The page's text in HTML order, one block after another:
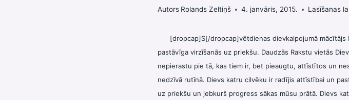
Autors Rolands Zeltiņš 4. janvāris, 2015. Lasīšanas
[dropcap]S[/dropcap]vētdienas dievkalpojumā
pastāvīga virzīšanās uz priekšu. Daudzās Rakstu vietās
nepierastu pie tā, kas tiem ir, bet pieaugtu, attīstītos un
nedzīvā rutīnā. Dievs katru cilvēku ir radījis attīstībai un
uz priekšu un jebkurš progress sākas mūsu prātā. Dievs